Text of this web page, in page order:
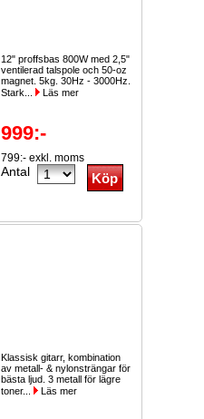
12" proffsbas 800W med 2,5"
ventilerad talspole och 50-oz
magnet. 5kg. 30Hz - 3000Hz.
Stark...
Läs mer
999:-
799:- exkl. moms
Antal
Klassisk gitarr, kombination
av metall- & nylonsträngar för
bästa ljud. 3 metall för lägre
toner...
Läs mer